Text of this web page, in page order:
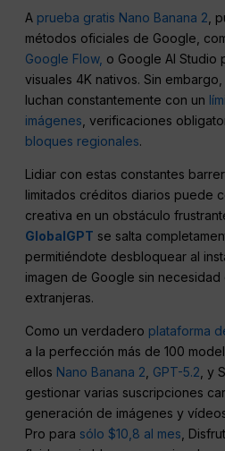
A prueba gratis Nano Banana 2 ,
métodos oficiales de Google,
Google Flow, o Google AI Studio
visuales 4K nativos. Sin
luchan constantemente con un
imágenes , verificaciones
bloques regionales.
Lidiar con estas constantes
limitados créditos diarios puede
creativa en un obstáculo
GlobalGPT se salta
permitiéndote desbloquear al
imagen de Google sin necesidad
extranjeras.
Como un verdadero plataforma
a la perfección más de 100
ellos Nano Banana 2, GPT-5.2, y
gestionar varias suscripciones
generación de imágenes y
Pro para sólo $10,8 al mes,